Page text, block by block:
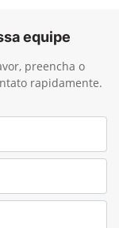
equipe
preencha o
rapidamente.